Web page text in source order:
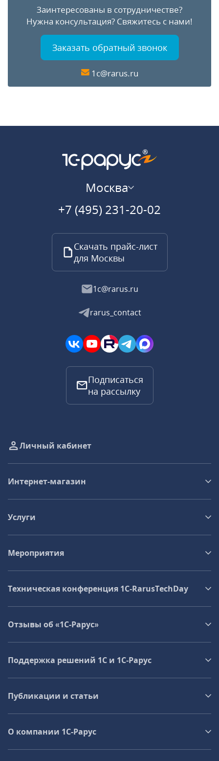
Заинтересованы в сотрудничестве?
Нужна консультация? Свяжитесь с нами!
Заказать обратный звонок
1c@rarus.ru
Москва
+7 (495) 231-20-02
Скачать прайс-лист
для Москвы
1c@rarus.ru
rarus_contact
Подписаться
на рассылку
Личный кабинет
Интернет-магазин
Услуги
Мероприятия
Техническая конференция 1C‑RarusTechDay
Отзывы об «1С-Рарус»
Поддержка решений 1С и 1С‑Рарус
Публикации и статьи
О компании 1C-Рарус